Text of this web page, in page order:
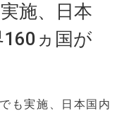
施、日本
160ヵ国が
も実施、日本国内